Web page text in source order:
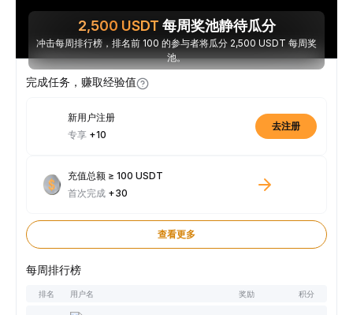
2,500 USDT 每周奖池静待瓜分
冲击每周排行榜，排名前 100 的参与者将瓜分 2,500 USDT 每周奖
池。
完成任务，赚取经验值
新用户注册
专享 +10
去注册
充值总额 ≥ 100 USDT
首次完成 +30
查看更多
每周排行榜
排名 用户名 奖励 积分